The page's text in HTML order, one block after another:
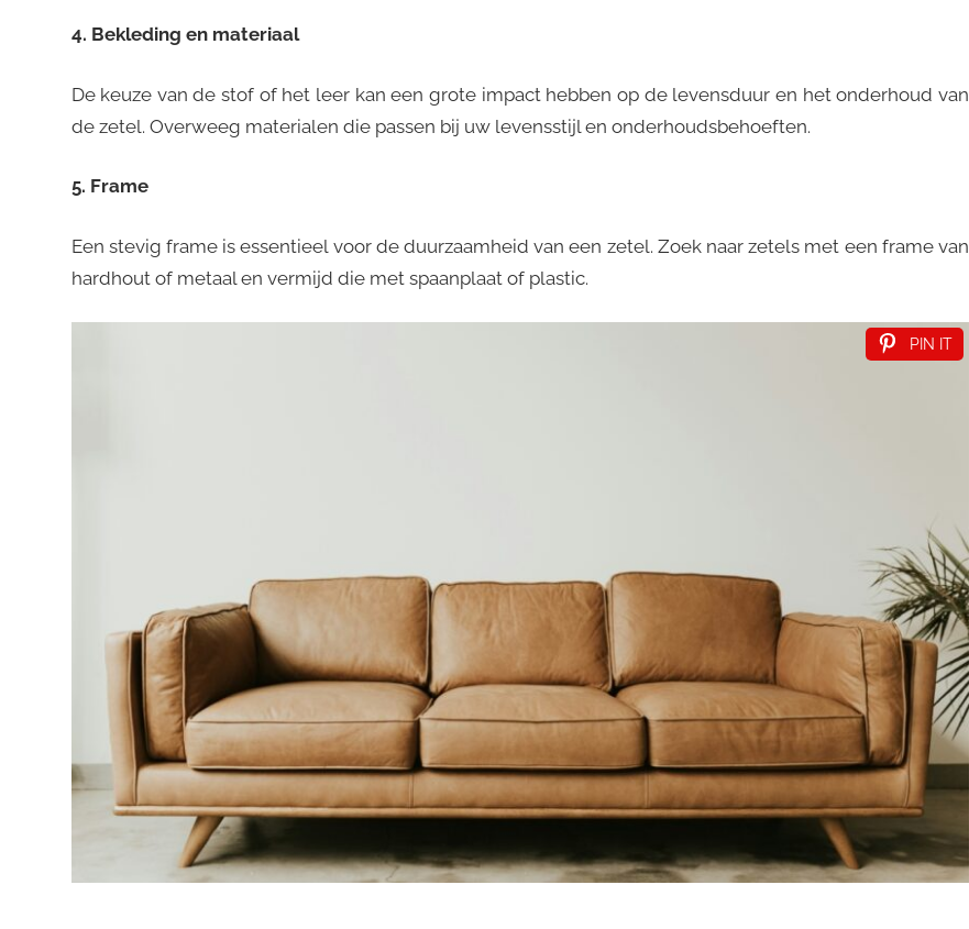
4. Bekleding en materiaal
De keuze van de stof of het leer kan een grote impact hebben op de levensduur en het onderhoud van
de zetel. Overweeg materialen die passen bij uw levensstijl en onderhoudsbehoeften.
5. Frame
Een stevig frame is essentieel voor de duurzaamheid van een zetel. Zoek naar zetels met een frame van
hardhout of metaal en vermijd die met spaanplaat of plastic.
PIN IT